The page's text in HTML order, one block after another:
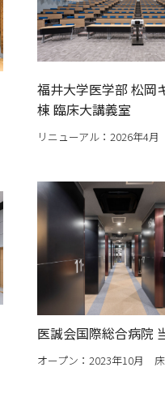
福井大学医学部 松岡
棟 臨床大講義室
リニューアル：2026年4
医誠会国際総合病院
オープン：2023年10月